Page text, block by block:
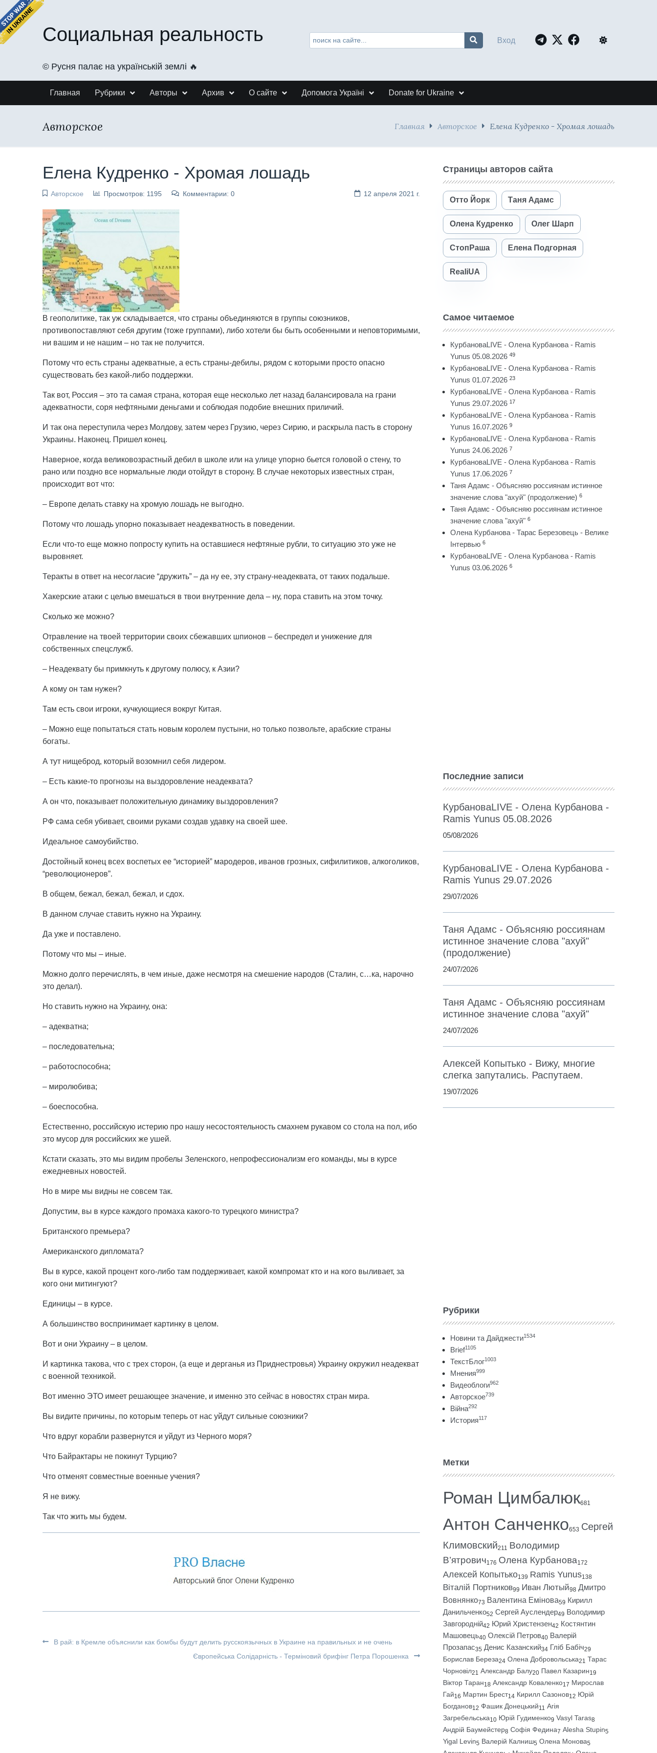
Социальная реальность
©️ Русня палає на українській землі 🔥
Вход
Главная Рубрики Авторы Архив О сайте Допомога Україні Donate for Ukraine
Авторское Главная Авторское Елена Кудренко - Хромая лошадь
Елена Кудренко - Хромая лошадь
Авторское Просмотров: 1195 Комментарии: 0 12 апреля 2021 г.
В геополитике, так уж складывается, что страны объединяются в группы союзников,
противопоставляют себя другим (тоже группами), либо хотели бы быть особенными и неповторимыми,
ни вашим и не нашим – но так не получится.
Потому что есть страны адекватные, а есть страны-дебилы, рядом с которыми просто опасно
существовать без какой-либо поддержки.
Так вот, Россия – это та самая страна, которая еще несколько лет назад балансировала на грани
адекватности, соря нефтяными деньгами и соблюдая подобие внешних приличий.
И так она переступила через Молдову, затем через Грузию, через Сирию, и раскрыла пасть в сторону
Украины. Наконец. Пришел конец.
Наверное, когда великовозрастный дебил в школе или на улице упорно бьется головой о стену, то
рано или поздно все нормальные люди отойдут в сторону. В случае некоторых известных стран,
происходит вот что:
– Европе делать ставку на хромую лошадь не выгодно.
Потому что лошадь упорно показывает неадекватность в поведении.
Если что-то еще можно попросту купить на оставшиеся нефтяные рубли, то ситуацию это уже не
выровняет.
Теракты в ответ на несогласие “дружить” – да ну ее, эту страну-неадеквата, от таких подальше.
Хакерские атаки с целью вмешаться в твои внутренние дела – ну, пора ставить на этом точку.
Сколько же можно?
Отравление на твоей территории своих сбежавших шпионов – беспредел и унижение для
собственных спецслужб.
– Неадеквату бы примкнуть к другому полюсу, к Азии?
А кому он там нужен?
Там есть свои игроки, кучкующиеся вокруг Китая.
– Можно еще попытаться стать новым королем пустыни, но только позвольте, арабские страны
богаты.
А тут нищеброд, который возомнил себя лидером.
– Есть какие-то прогнозы на выздоровление неадеквата?
А он что, показывает положительную динамику выздоровления?
РФ сама себя убивает, своими руками создав удавку на своей шее.
Идеальное самоубийство.
Достойный конец всех воспетых ее “историей” мародеров, иванов грозных, сифилитиков, алкоголиков,
“революционеров”.
В общем, бежал, бежал, бежал, и сдох.
В данном случае ставить нужно на Украину.
Да уже и поставлено.
Потому что мы – иные.
Можно долго перечислять, в чем иные, даже несмотря на смешение народов (Сталин, с…ка, нарочно
это делал).
Но ставить нужно на Украину, она:
– адекватна;
– последовательна;
– работоспособна;
– миролюбива;
– боеспособна.
Естественно, российскую истерию про нашу несостоятельность смахнем рукавом со стола на пол, ибо
это мусор для российских же ушей.
Кстати сказать, это мы видим пробелы Зеленского, непрофессионализм его команды, мы в курсе
ежедневных новостей.
Но в мире мы видны не совсем так.
Допустим, вы в курсе каждого промаха какого-то турецкого министра?
Британского премьера?
Американского дипломата?
Вы в курсе, какой процент кого-либо там поддерживает, какой компромат кто и на кого выливает, за
кого они митингуют?
Единицы – в курсе.
А большинство воспринимает картинку в целом.
Вот и они Украину – в целом.
И картинка такова, что с трех сторон, (а еще и дерганья из Приднестровья) Украину окружил неадекват
с военной техникой.
Вот именно ЭТО имеет решающее значение, и именно это сейчас в новостях стран мира.
Вы видите причины, по которым теперь от нас уйдут сильные союзники?
Что вдруг корабли развернутся и уйдут из Черного моря?
Что Байрактары не покинут Турцию?
Что отменят совместные военные учения?
Я не вижу.
Так что жить мы будем.
В рай: в Кремле объяснили как бомбы будут делить русскоязычных в Украине на правильных и не очень
Європейська Солідарність - Терміновий брифінг Петра Порошенка
Страницы авторов сайта
Отто Йорк Таня Адамс
Олена Кудренко Олег Шарп
СтопРаша Елена Подгорная
RealiUA
Самое читаемое
КурбановаLIVE - Олена Курбанова - Ramis
Yunus 05.08.2026 49
КурбановаLIVE - Олена Курбанова - Ramis
Yunus 01.07.2026 23
КурбановаLIVE - Олена Курбанова - Ramis
Yunus 29.07.2026 17
КурбановаLIVE - Олена Курбанова - Ramis
Yunus 16.07.2026 9
КурбановаLIVE - Олена Курбанова - Ramis
Yunus 24.06.2026 7
КурбановаLIVE - Олена Курбанова - Ramis
Yunus 17.06.2026 7
Таня Адамс - Объясняю россиянам истинное
значение слова "ахуй" (продолжение) 6
Таня Адамс - Объясняю россиянам истинное
значение слова "ахуй" 6
Олена Курбанова - Тарас Березовець - Велике
Інтервью 6
КурбановаLIVE - Олена Курбанова - Ramis
Yunus 03.06.2026 6
Последние записи
КурбановаLIVE - Олена Курбанова -
Ramis Yunus 05.08.2026
05/08/2026
КурбановаLIVE - Олена Курбанова -
Ramis Yunus 29.07.2026
29/07/2026
Таня Адамс - Объясняю россиянам
истинное значение слова "ахуй"
(продолжение)
24/07/2026
Таня Адамс - Объясняю россиянам
истинное значение слова "ахуй"
24/07/2026
Алексей Копытько - Вижу, многие
слегка запутались. Распутаем.
19/07/2026
Рубрики
Новини та Дайджести1534
Brief1105
ТекстБлог1003
Мнения999
Видеоблоги962
Авторское739
Війна292
История117
Метки
Роман Цимбалюк681
Антон Санченко653 Сергей
Климовский211 Володимир
В’ятрович176 Олена Курбанова172
Алексей Копытько139 Ramis Yunus138
Віталій Портников99 Иван Лютый98 Дмитро
Вовнянко73 Валентина Емінова59 Кирилл
Данильченко52 Сергей Ауслендер49 Володимир
Завгородній42 Юрий Христензен42 Костянтин
Машовець40 Олексій Петров40 Валерій
Прозапас35 Денис Казанский34 Гліб Бабіч29
Борислав Береза24 Олена Добровольська21 Тарас
Чорновіл21 Александр Балу20 Павел Казарин19
Віктор Таран18 Александр Коваленко17 Мирослав
Гай16 Мартин Брест14 Кирилл Сазонов12 Юрій
Богданов12 Фашик Донецький11 Агія
Загребельська10 Юрій Гудименко9 Vasyl Taras8
Андрій Баумейстер8 Софія Федина7 Alesha Stupin5
Yigal Levin5 Валерій Калниш5 Олена Монова5